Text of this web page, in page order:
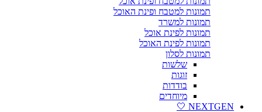
תמונות למטבח ופינת האוכל
תמונות למשרד
תמונות לפינת אוכל
תמונות לפינת האוכל
תמונות לסלון
שלשות
זוגות
בודדות
מיוחדים
NEXTGEN 🤍